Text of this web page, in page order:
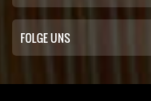
FOLGE UNS